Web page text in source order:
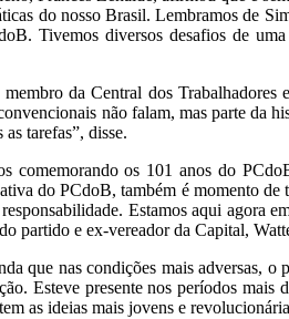
do nosso Brasil. Lembramos de
Tivemos diversos desafios de
da Central dos
não falam, mas parte da
tarefas”, disse.
comemorando os 101 anos do
do PCdoB, também é momento
Estamos aqui agora
partido e ex-vereador da Capital,
que nas condições mais adversas,
Esteve presente nos períodos
as ideias mais jovens e